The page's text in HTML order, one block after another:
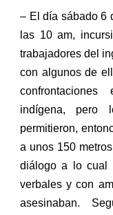
– El día sábado 6
las 10am,
trabajadores del
con algunos de
indígena, pero
permitieron,
a unos 150
diálogo a lo cual
verbales y con
asesinaban. S